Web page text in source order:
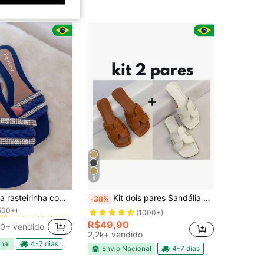
Rasteira feminina confortável, básica, Delicada e casual 34 ao 39 - Femmy 01
em Azul Marinho Sandalias femininas
em Azul Marinho Sandalias femininas
vendido
4-7 dias
6
-38% Kit dois pares Sandália Rasteira Feminina Moderna Estilosa
(1000+)
R$49,90
2,2k+ vendido
Envio Nacional 4-7 dias